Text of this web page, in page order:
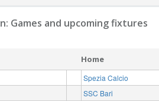
Games and upcoming fixtures
Home
Spezia Calcio
SSC Bari